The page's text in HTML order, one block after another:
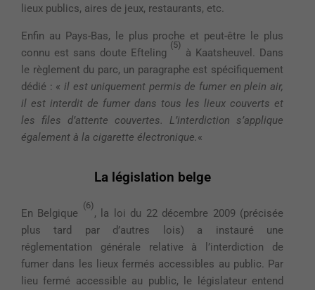
lieux publics, aires de jeux, restaurants, etc.
Enfin au Pays-Bas, le plus proche et peut-être le plus
connu est sans doute Efteling
(5)
à Kaatsheuvel. Dans
le règlement du parc, un paragraphe est spécifiquement
dédié : « il est uniquement permis de fumer en plein air,
il est interdit de fumer dans tous les lieux couverts et
les files d’attente couvertes. L’interdiction s’applique
également à la cigarette électronique.«
La législation belge
En Belgique
(6)
, la loi du 22 décembre 2009 (précisée
plus tard par d’autres lois) a instauré une
réglementation générale relative à l’interdiction de
fumer dans les lieux fermés accessibles au public. Par
lieu fermé accessible au public, le législateur entend